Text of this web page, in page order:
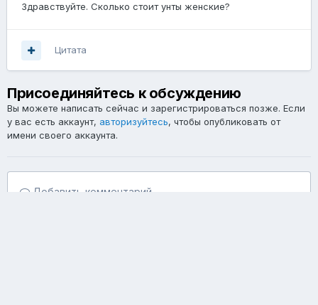
Здравствуйте. Сколько стоит унты женские?
Цитата
Присоединяйтесь к обсуждению
Вы можете написать сейчас и зарегистрироваться позже. Если
у вас есть аккаунт, авторизуйтесь, чтобы опубликовать от
имени своего аккаунта.
Добавить комментарий...